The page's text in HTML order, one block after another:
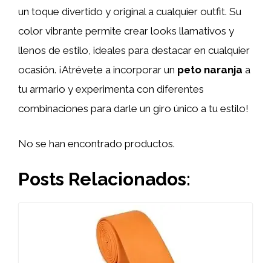
un toque divertido y original a cualquier outfit. Su
color vibrante permite crear looks llamativos y
llenos de estilo, ideales para destacar en cualquier
ocasión. ¡Atrévete a incorporar un peto naranja a
tu armario y experimenta con diferentes
combinaciones para darle un giro único a tu estilo!
No se han encontrado productos.
Posts Relacionados: